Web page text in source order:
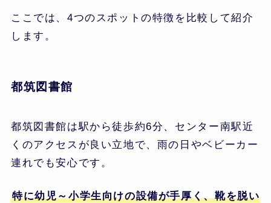
ここでは、4つのスポットの特徴を比較して紹介
します。
都筑図書館
都筑図書館は駅から徒歩約6分、センター南駅近
くのアクセスが良い立地で、雨の日やベビーカー
連れでも安心です。
特に幼児～小学生向けの設備が手厚く、靴を脱い